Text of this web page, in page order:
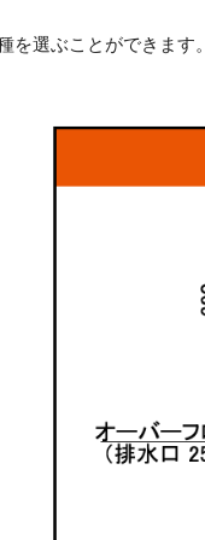
選ぶことができま